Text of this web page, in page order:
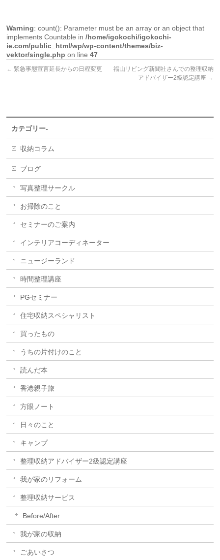
Warning: count(): Parameter must be an array or an object that
implements Countable in/home/igokochi/igokochi-
ie.com/public_html/wp/wp-content/themes/biz-
vektor/single.php on line47
← 緊急事態宣言延長からの日程変更
福山リビング新聞社さんでの整理収納
アドバイザー2級認定講座 →
カテゴリー-
収納コラム
ブログ
写真整理サークル
お掃除のこと
セミナーのご案内
インテリアコーディネーター
ニュージーランド
時間整理講座
PGセミナー
住宅収納スペシャリスト
買ったもの
うちの片付けのこと
読んだ本
香港親子旅
方眼ノート
日々のこと
キャンプ
整理収納アドバイザー2級認定講座
我が家のリフォーム
整理収納サービス
Before/After
我が家の収納
ごあいさつ